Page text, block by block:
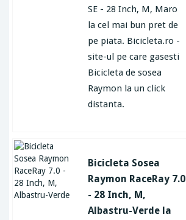
SE - 28 Inch, M, Maro
la cel mai bun pret de
pe piata. Bicicleta.ro -
site-ul pe care gasesti
Bicicleta de sosea
Raymon la un click
distanta.
Bicicleta Sosea
Raymon RaceRay 7.0
- 28 Inch, M,
Albastru-Verde la